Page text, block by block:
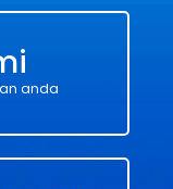
anda